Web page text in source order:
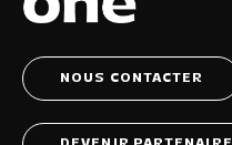
NOUS CONTACTER